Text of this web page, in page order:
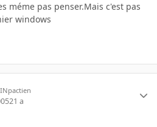
méme pas penser.Mais c'est pas
windows
INpactien
21 a